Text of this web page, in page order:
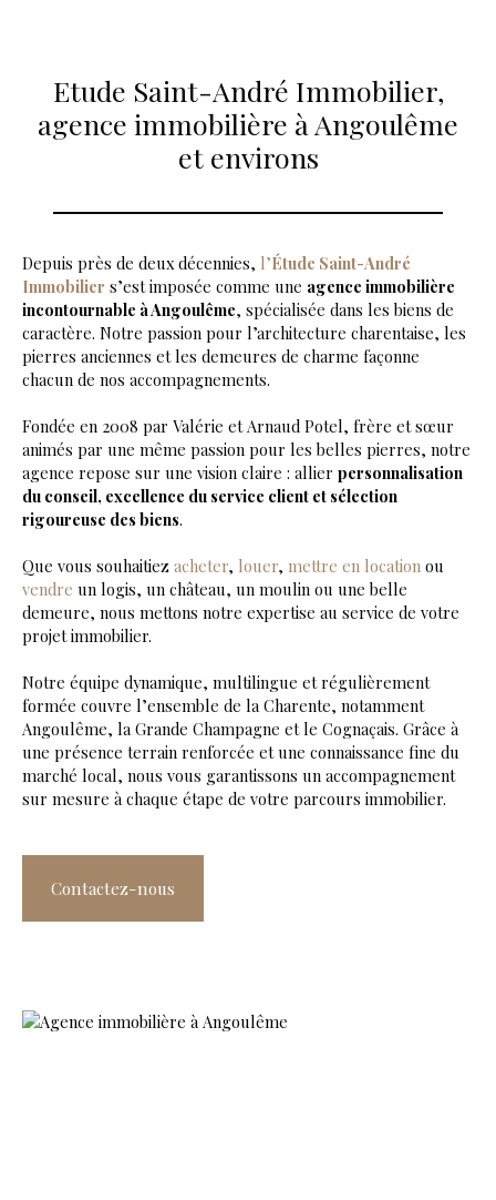
Etude Saint-André Immobilier,
agence immobilière à Angoulême
et environs
Depuis près de deux décennies, l’Étude Saint-André
Immobilier s’est imposée comme une agence immobilière
incontournable à Angoulême, spécialisée dans les biens de
caractère. Notre passion pour l’architecture charentaise, les
pierres anciennes et les demeures de charme façonne
chacun de nos accompagnements.
Fondée en 2008 par Valérie et Arnaud Potel, frère et sœur
animés par une même passion pour les belles pierres, notre
agence repose sur une vision claire : allier personnalisation
du conseil, excellence du service client et sélection
rigoureuse des biens.
Que vous souhaitiez acheter, louer, mettre en location ou
vendre un logis, un château, un moulin ou une belle
demeure, nous mettons notre expertise au service de votre
projet immobilier.
Notre équipe dynamique, multilingue et régulièrement
formée couvre l’ensemble de la Charente, notamment
Angoulême, la Grande Champagne et le Cognaçais. Grâce à
une présence terrain renforcée et une connaissance fine du
marché local, nous vous garantissons un accompagnement
sur mesure à chaque étape de votre parcours immobilier.
Contactez-nous